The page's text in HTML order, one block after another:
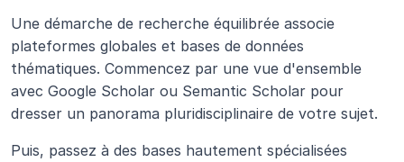
Une démarche de recherche équilibrée associe
plateformes globales et bases de données
thématiques. Commencez par une vue d'ensemble
avec Google Scholar ou Semantic Scholar pour
dresser un panorama pluridisciplinaire de votre sujet.
Puis, passez à des bases hautement spécialisées